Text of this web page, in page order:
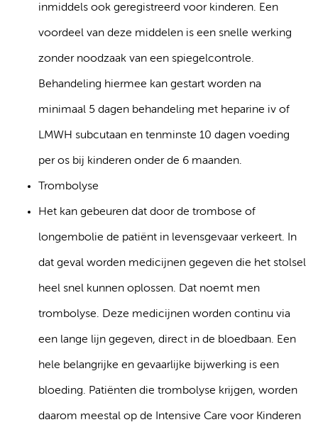
inmiddels ook geregistreerd voor kinderen. Een
voordeel van deze middelen is een snelle werking
zonder noodzaak van een spiegelcontrole.
Behandeling hiermee kan gestart worden na
minimaal 5 dagen behandeling met heparine iv of
LMWH subcutaan en tenminste 10 dagen voeding
per os bij kinderen onder de 6 maanden.
Trombolyse
Het kan gebeuren dat door de trombose of
longembolie de patiënt in levensgevaar verkeert. In
dat geval worden medicijnen gegeven die het stolsel
heel snel kunnen oplossen. Dat noemt men
trombolyse. Deze medicijnen worden continu via
een lange lijn gegeven, direct in de bloedbaan. Een
hele belangrijke en gevaarlijke bijwerking is een
bloeding. Patiënten die trombolyse krijgen, worden
daarom meestal op de Intensive Care voor Kinderen